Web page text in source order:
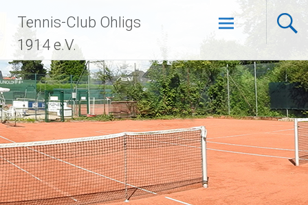
Inhalt
springen
Tennis-Club Ohligs
1914 e.V.